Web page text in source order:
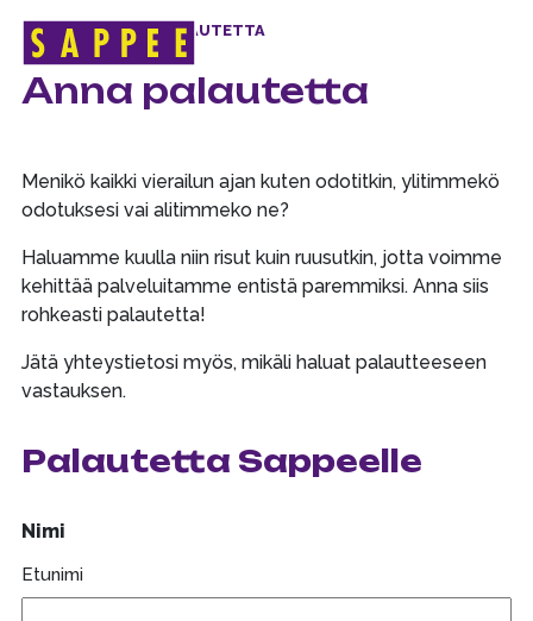
Päävalikko
ETUSIVU > ANNA PALAUTETTA
Anna palautetta
Menikö kaikki vierailun ajan kuten odotitkin, ylitimmekö
odotuksesi vai alitimmeko ne?
Haluamme kuulla niin risut kuin ruusutkin, jotta voimme
kehittää palveluitamme entistä paremmiksi. Anna siis
rohkeasti palautetta!
Jätä yhteystietosi myös, mikäli haluat palautteeseen
vastauksen.
Palautetta Sappeelle
Nimi
Etunimi